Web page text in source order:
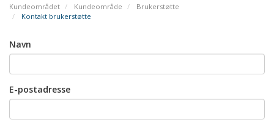
Kundeområdet Kundeområde
Brukerstøtte
Kontakt brukerstøtte
Navn
E-postadresse